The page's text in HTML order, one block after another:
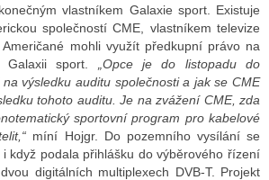
vlastníkem Galaxie sport. Existuje
společností CME, vlastníkem televize
mohli využít předkupní právo na
Galaxii sport.
„Opce je do listopadu do
výsledku auditu společnosti a jak se CME
tohoto auditu. Je na zvážení CME, zda
sportovní program pro kabelové
míní Hojgr. Do pozemního vysílání se
když podala přihlášku do výběrového řízení
digitálních multiplexech DVB-T. Projekt